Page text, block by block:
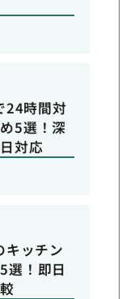
24時間対
5選！深
対応
キッチン
選！即日